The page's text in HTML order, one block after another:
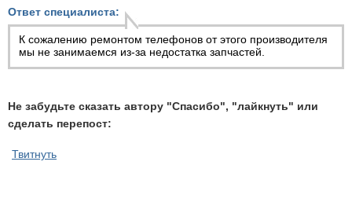
Ответ специалиста:
К сожалению ремонтом телефонов от этого производителя
мы не занимаемся из-за недостатка запчастей.
Не забудьте сказать автору "Спасибо", "лайкнуть" или
сделать перепост:
Твитнуть